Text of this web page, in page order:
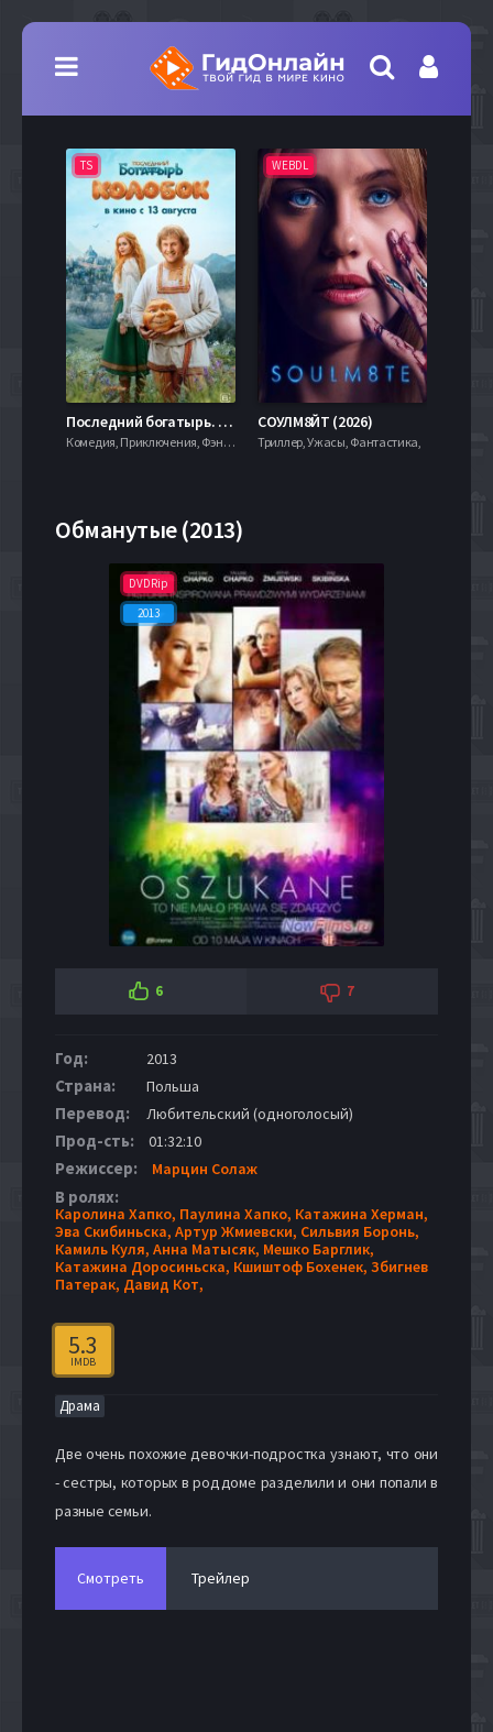
TS
Последний богатырь. Колобок (2026)
Комедия, Приключения, Фэнтези,
WEBDL
СОУЛМ8ЙТ (2026)
Триллер, Ужасы, Фантастика,
Обманутые (2013)
DVDRip
2013
6 7
Год: 2013
Страна: Польша
Перевод: Любительский (одноголосый)
Прод-сть: 01:32:10
Режиссер: Марцин Солаж
В ролях:
Каролина Хапко, Паулина Хапко, Катажина Херман,
Эва Скибиньска, Артур Жмиевски, Сильвия Боронь,
Камиль Куля, Анна Матысяк, Мешко Барглик,
Катажина Доросиньска, Кшиштоф Бохенек, Збигнев
Патерак, Давид Кот,
5.3
IMDB
Драма
Две очень похожие девочки-подростка узнают, что они
- сестры, которых в роддоме разделили и они попали в
разные семьи.
Смотреть Трейлер